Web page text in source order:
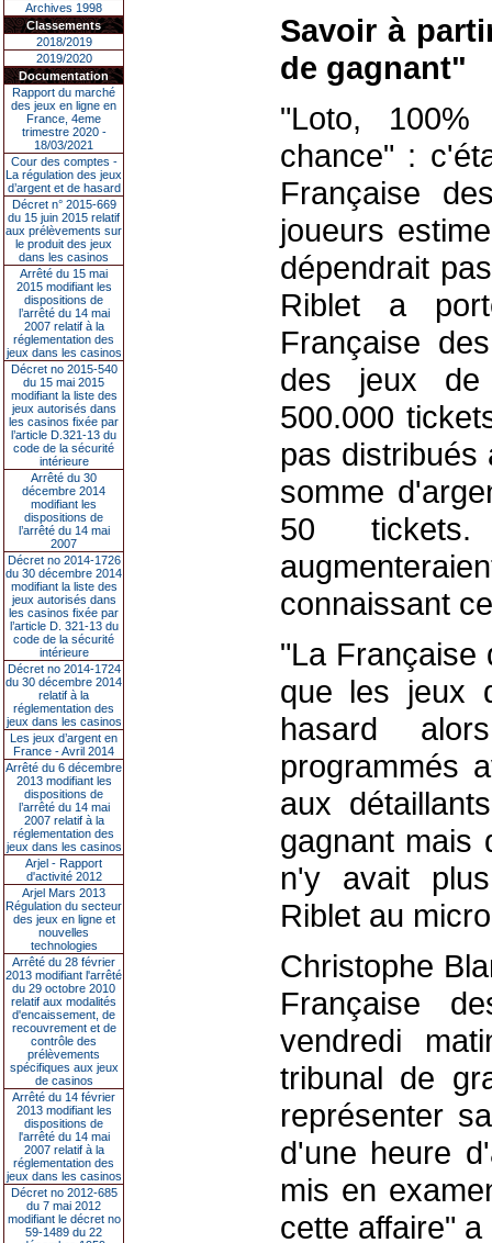
Archives 1998
Classements
2018/2019
2019/2020
Documentation
Rapport du marché
des jeux en ligne en
France, 4eme
trimestre 2020 -
18/03/2021
Cour des comptes -
La régulation des jeux
d’argent et de hasard
Décret n° 2015-669
du 15 juin 2015 relatif
aux prélèvements sur
le produit des jeux
dans les casinos
Arrêté du 15 mai
2015 modifiant les
dispositions de
l’arrêté du 14 mai
2007 relatif à la
réglementation des
jeux dans les casinos
Décret no 2015-540
du 15 mai 2015
modifiant la liste des
jeux autorisés dans
les casinos fixée par
l’article D.321-13 du
code de la sécurité
intérieure
Arrêté du 30
décembre 2014
modifiant les
dispositions de
l’arrêté du 14 mai
2007
Décret no 2014-1726
du 30 décembre 2014
modifiant la liste des
jeux autorisés dans
les casinos fixée par
l’article D. 321-13 du
code de la sécurité
intérieure
Décret no 2014-1724
du 30 décembre 2014
relatif à la
réglementation des
jeux dans les casinos
Les jeux d’argent en
France - Avril 2014
Arrêté du 6 décembre
2013 modifiant les
dispositions de
l’arrêté du 14 mai
2007 relatif à la
réglementation des
jeux dans les casinos
Arjel - Rapport
d'activité 2012
Arjel Mars 2013
Régulation du secteur
des jeux en ligne et
nouvelles
technologies
Arrêté du 28 février
2013 modifiant l'arrêté
du 29 octobre 2010
relatif aux modalités
d'encaissement, de
recouvrement et de
contrôle des
prélèvements
spécifiques aux jeux
de casinos
Arrêté du 14 février
2013 modifiant les
dispositions de
l'arrêté du 14 mai
2007 relatif à la
réglementation des
jeux dans les casinos
Décret no 2012-685
du 7 mai 2012
modifiant le décret no
59-1489 du 22
Savoir à
de gagnant"
"Loto,
chance" :
Française
joueurs
dépendrait
Riblet a
Française
des jeux de
500.000
pas distribués
somme
50 tickets.
connaissant
"La Française
que les jeux
hasard
programmés
aux
gagnant mais
n'y avait
Riblet au
Christophe
Française
vendredi
tribunal de
représenter
d'une heure
mis en
cette affaire"